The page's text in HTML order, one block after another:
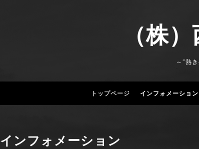
（株
～”熱
トップページ インフォメーション
インフォメーション